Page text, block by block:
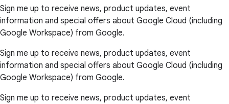
Sign me up to receive news, product updates, event
information and special offers about Google Cloud (including
Google Workspace) from Google.
Sign me up to receive news, product updates, event
information and special offers about Google Cloud (including
Google Workspace) from Google.
Sign me up to receive news, product updates, event